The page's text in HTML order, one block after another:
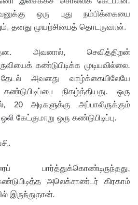
ஒரு புது நம்பிக்கையை
தனது முயற்சியைத் தொடருவான்.
அவனால், செவித்திறன்
கண்டுபிடிக்க முடியவில்லை.
அவனது வாழ்க்கையிலேயே
நிகழ்த்தியது. ஒரு
20 அடிகளுக்கு அப்பாலிருக்கும்
கேட்குமாறு ஒரு கண்டுபிடிப்பு.
பார்த்துக்கொண்டிருந்தது,
அலெக்சாண்டர் கிரகாம்
இருந்துதான்.